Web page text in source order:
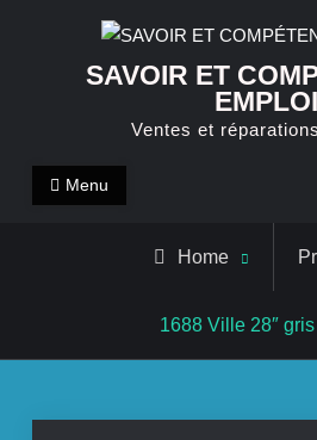
SAVOIR ET
EMPLOI
Ventes et
Menu
Home
1688 Ville 28″